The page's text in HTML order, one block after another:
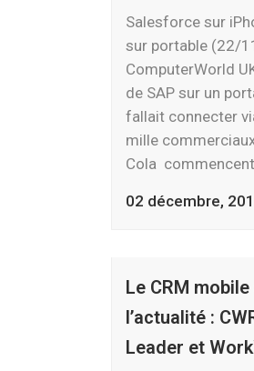
Salesforce sur
sur portable (22/
ComputerWorld
de SAP sur un
fallait connecter
mille
Cola
02 décembre,
Le CRM
l’actualité :
Leader et